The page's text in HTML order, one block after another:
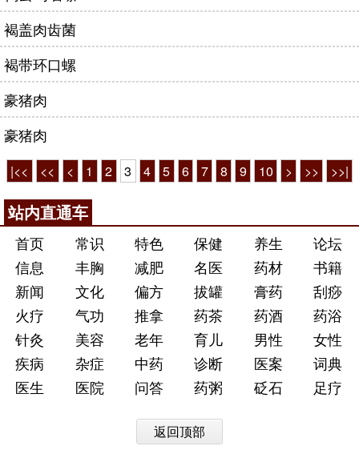
褐盖肉齿菌
褐带环口螺
豪猪肉
豪猪肉
|<< << < 1 2 3 4 5 6 7 8 9 10 > >> >>|
站内直通车
首页 常识 特色 保健 养生
论坛
信息
丰胸 减肥 名医 药材
书籍
新闻
文化 偏方 拔罐 膏药
刮痧
火疗
气功 推拿 药茶 药酒
药浴
针灸
美容 老年 育儿 男性
女性
疾病
杂症 中药 诊断 医案
词典
医生
医院 问答 药粥 砭石 足疗
返回顶部